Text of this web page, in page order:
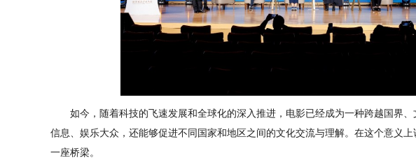
如今，随着科技的飞速发展和全球化的深入推进，电影已经成为一种跨越国界
信息、娱乐大众，还能够促进不同国家和地区之间的文化交流与理解。在这个意义
一座桥梁。